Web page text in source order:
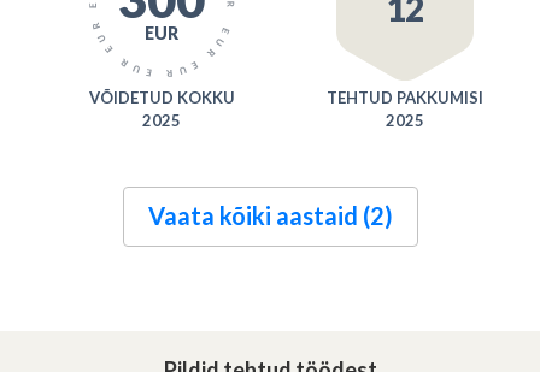
EUR
VÕIDETUD KOKKU
2025
TEHTUD PAKKUMISI
2025
Vaata kõiki aastaid (2)